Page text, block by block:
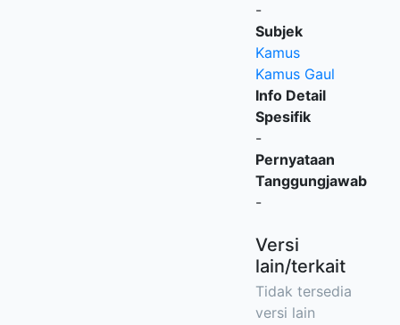
-
Subjek
Kamus
Kamus Gaul
Info Detail
Spesifik
-
Pernyataan
Tanggungjawab
-
Versi
lain/terkait
Tidak tersedia
versi lain